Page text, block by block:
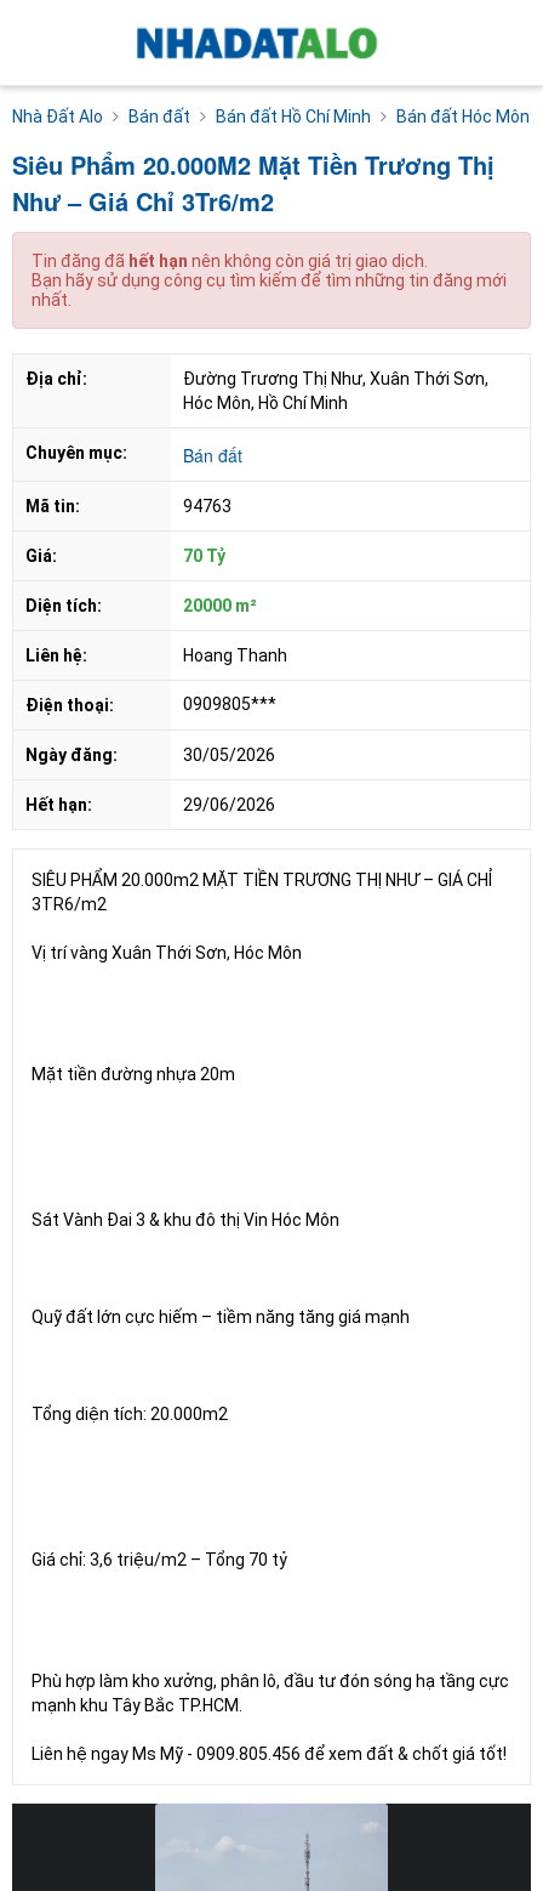
Nhà Đất Alo Bán đất Bán đất Hồ Chí Minh Bán đất Hóc Môn
Siêu Phẩm 20.000M2 Mặt Tiền Trương Thị
Như – Giá Chỉ 3Tr6/m2
Tin đăng đã hết hạn nên không còn giá trị giao dịch.
Bạn hãy sử dụng công cụ tìm kiếm để tìm những tin đăng mới
nhất.
Địa chỉ:
Đường Trương Thị Như, Xuân Thới Sơn,
Hóc Môn, Hồ Chí Minh
Chuyên mục: Bán đất
Mã tin: 94763
Giá: 70 Tỷ
Diện tích: 20000 m²
Liên hệ: Hoang Thanh
Điện thoại: 0909805***
Ngày đăng: 30/05/2026
Hết hạn: 29/06/2026
SIÊU PHẨM 20.000m2 MẶT TIỀN TRƯƠNG THỊ NHƯ – GIÁ CHỈ
3TR6/m2
Vị trí vàng Xuân Thới Sơn, Hóc Môn
Mặt tiền đường nhựa 20m
Sát Vành Đai 3 & khu đô thị Vin Hóc Môn
Quỹ đất lớn cực hiếm – tiềm năng tăng giá mạnh
Tổng diện tích: 20.000m2
Giá chỉ: 3,6 triệu/m2 – Tổng 70 tỷ
Phù hợp làm kho xưởng, phân lô, đầu tư đón sóng hạ tầng cực
mạnh khu Tây Bắc TP.HCM.
Liên hệ ngay Ms Mỹ - 0909.805.456 để xem đất & chốt giá tốt!